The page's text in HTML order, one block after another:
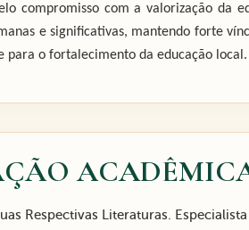
compromisso com a valorização da
e significativas, mantendo forte
para o fortalecimento da educação local.
Respectivas Literaturas.